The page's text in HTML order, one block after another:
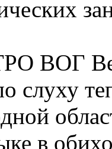
ВОГ
слуху
в